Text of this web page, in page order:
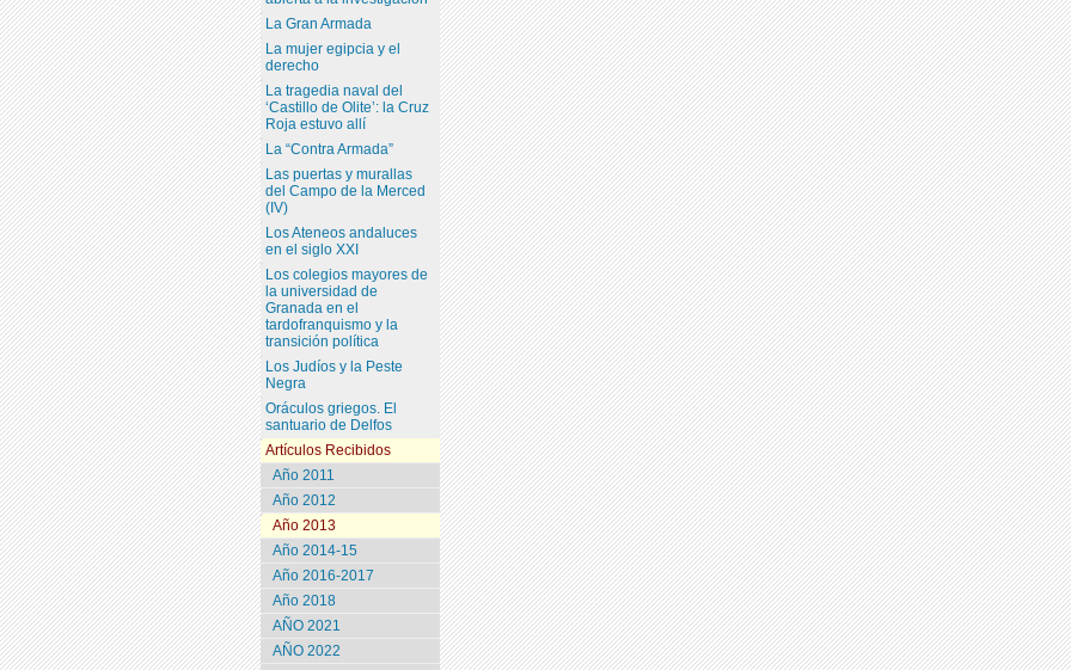
La Gran Armada
La mujer egipcia y el
derecho
La tragedia naval del
‘Castillo de Olite’: la Cruz
Roja estuvo allí
La “Contra Armada”
Las puertas y murallas
del Campo de la Merced
(IV)
Los Ateneos andaluces
en el siglo XXI
Los colegios mayores de
la universidad de
Granada en el
tardofranquismo y la
transición política
Los Judíos y la Peste
Negra
Oráculos griegos. El
santuario de Delfos
Artículos Recibidos
Año 2011
Año 2012
Año 2013
Año 2014-15
Año 2016-2017
Año 2018
AÑO 2021
AÑO 2022